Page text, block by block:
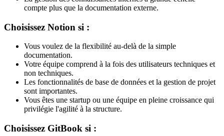
compte plus que la documentation externe.
Choisissez Notion si :
Vous voulez de la flexibilité au-delà de la simple
documentation.
Votre équipe comprend à la fois des utilisateurs techniques et
non techniques.
Les fonctionnalités de base de données et la gestion de projet
sont importantes.
Vous êtes une startup ou une équipe en pleine croissance qui
privilégie l'agilité à la structure.
Choisissez GitBook si :